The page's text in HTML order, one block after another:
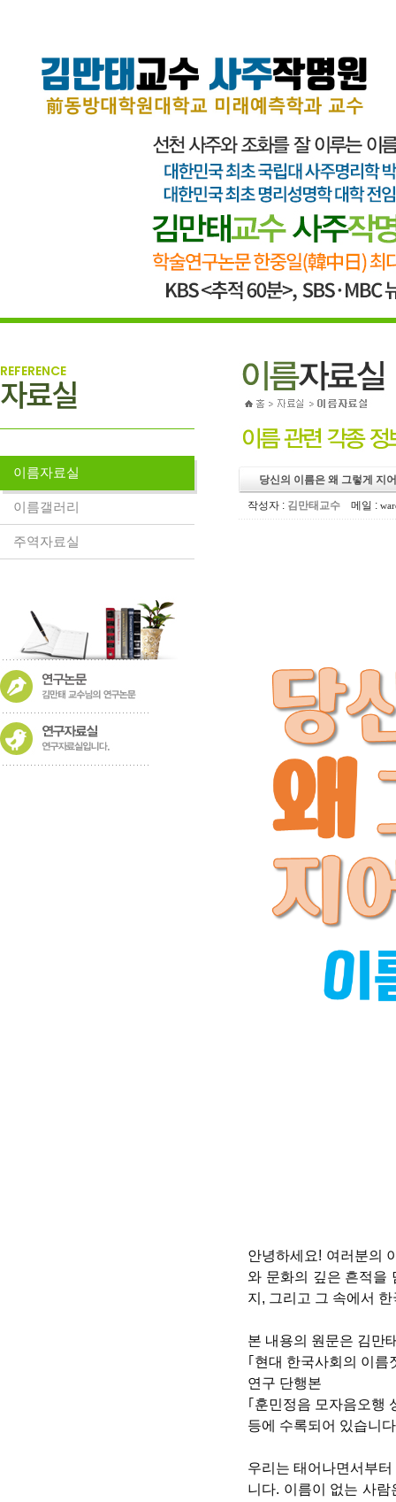
REFERENCE
자료실
이름자료실
이름갤러리
주역자료실
당신의 이름은 왜 그렇게 지
작성자 : 김만태교수 메일 :
안녕하세요! 여러분의
와 문화의 깊은 흔적을
지, 그리고 그 속에서
본 내용의 원문은 김만
｢현대 한국사회의 이름
연구 단행본
｢훈민정음 모자음오행
등에 수록되어 있습니
우리는 태어나면서부
니다. 이름이 없는 사